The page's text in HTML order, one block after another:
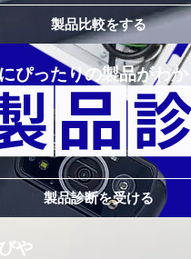
製品比較をする
ぴったりの製品がわか
製品診断を受ける
や